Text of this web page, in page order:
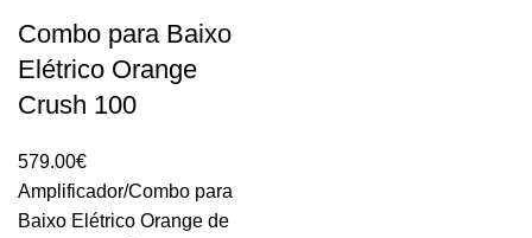
Combo para Baixo
Elétrico Orange
Crush 100
579.00€
Amplificador/Combo para
Baixo Elétrico Orange de